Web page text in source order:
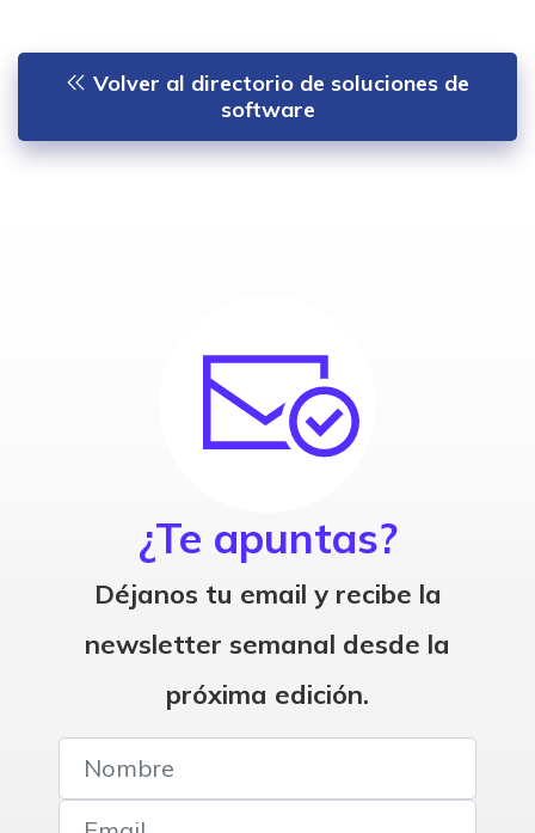
Volver al directorio de soluciones de
software
¿Te apuntas?
Déjanos tu email y recibe la
newsletter semanal desde la
próxima edición.